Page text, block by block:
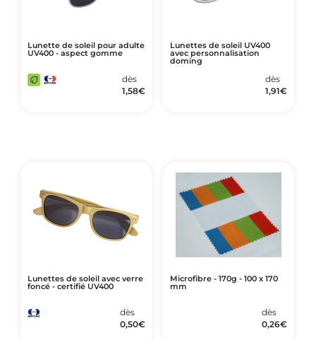
Lunette de soleil pour adulte
UV400 - aspect gomme
dès
1,58€
Lunettes de soleil UV400
avec personnalisation
doming
dès
1,91€
Lunettes de soleil avec verre
foncé - certifié UV400
dès
0,50€
Microfibre - 170g - 100 x 170
mm
dès
0,26€